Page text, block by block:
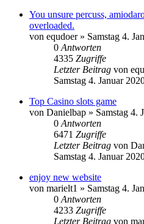
You unsure percuss,
overloaded.
von equdoer» Samstag 4.
0 Antworten
4335 Zugriffe
Letzter Beitrag von
Samstag 4. Januar
Top Casino slots game
von Danielbap » Samstag 4.
0 Antworten
6471 Zugriffe
Letzter Beitrag von
Samstag 4. Januar
enjoy new website
von marielt1 » Samstag 4.
0 Antworten
4233 Zugriffe
Letzter Beitrag von